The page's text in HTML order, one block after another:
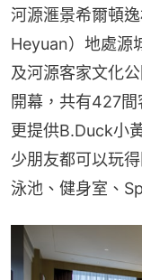
河源滙景希爾頓
Heyuan）地處源
及河源客家文化
開幕，共有427間
更提供B.Duck小
少朋友都可以玩
泳池、健身室、